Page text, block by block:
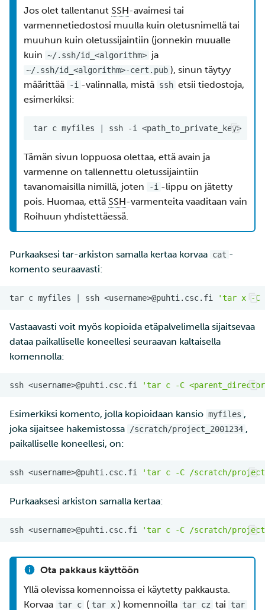
Jos olet tallentanut SSH-avaimesi tai
varmennetiedostosi muulla kuin oletusnimellä tai
muuhun kuin oletussijaintiin (jonnekin muualle
kuin ~/.ssh/id_<algorithm> ja
~/.ssh/id_<algorithm>-cert.pub ), sinun täytyy
määrittää
-i -valinnalla, mistä ssh etsii tiedostoja,
esimerkiksi:
tar c myfiles | ssh -i <path_to_private_key>
Tämän sivun loppuosa olettaa, että avain ja
varmenne on tallennettu oletussijaintiin
tavanomaisilla nimillä, joten
-i -lippu on jätetty
pois. Huomaa, että SSH-varmenteita vaaditaan vain
Roihuun yhdistettäessä.
Purkaaksesi tar-arkiston samalla kertaa korvaa cat -
komento seuraavasti:
tar c myfiles | ssh <username>@puhti.csc.fi 'tar x -C
Vastaavasti voit myös kopioida etäpalvelimella sijaitsevaa
dataa paikalliselle koneellesi seuraavan kaltaisella
komennolla:
ssh <username>@puhti.csc.fi 'tar c -C
Esimerkiksi komento, jolla kopioidaan kansio myfiles ,
joka sijaitsee hakemistossa
/scratch/project_2001234 ,
paikalliselle koneellesi, on:
ssh <username>@puhti.csc.fi 'tar c -C /scratch/
Purkaaksesi arkiston samalla kertaa:
ssh <username>@puhti.csc.fi 'tar c -C /scratch/
Ota pakkaus käyttöön
Yllä olevissa komennoissa ei käytetty pakkausta.
Korvaa tar c ( tar x ) komennoilla tar cz tai tar